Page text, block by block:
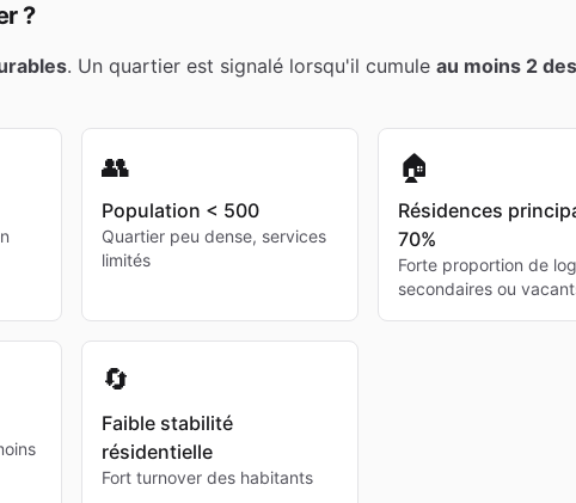
?
. Un quartier est signalé lorsqu'il cumule au moins 2 des
👥
Population < 500
Quartier peu dense, services
limités
🏠
Résidences
70%
Forte proportion de
secondaires ou
🔄
Faible stabilité
résidentielle
Fort turnover des habitants